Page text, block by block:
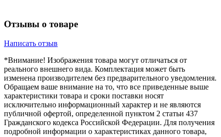
Отзывы о товаре
Написать отзыв
*Внимание! Изображения товара могут отличаться от
реального внешнего вида. Комплектация может быть
изменена производителем без предварительного уведомления.
Обращаем ваше внимание на то, что все приведенные выше
характеристики товара и сроки поставки носят
исключительно информационный характер и не являются
публичной офертой, определенной пунктом 2 статьи 437
Гражданского кодекса Российской Федерации. Для получения
подробной информации о характеристиках данного товара,